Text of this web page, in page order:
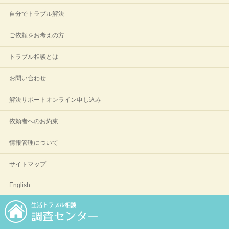
自分でトラブル解決
ご依頼をお考えの方
トラブル相談とは
お問い合わせ
解決サポートオンライン申し込み
依頼者へのお約束
情報管理について
サイトマップ
English